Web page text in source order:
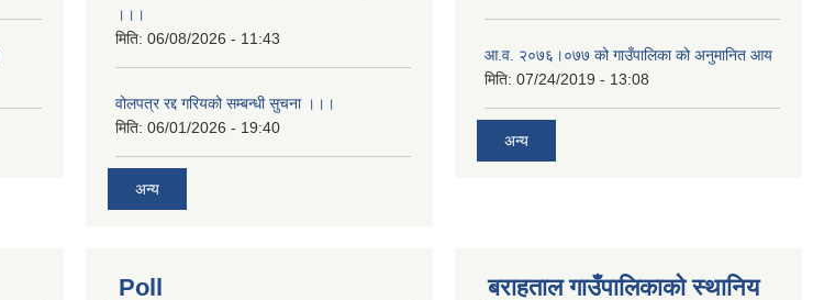
।।।
मिति: 06/08/2026 - 11:43
वोलपत्र रद्द गरियको सम्बन्धी सुचना ।।।
मिति: 06/01/2026 - 19:40
अन्य
आ.व. २०७६।०७७ को गाउँपालिका को अनुमानित आय
मिति: 07/24/2019 - 13:08
अन्य
Poll
बराहताल गाउँपालिकाको स्थानिय